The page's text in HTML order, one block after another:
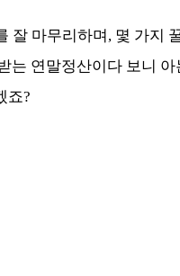
잘 마무리하며, 몇 가지
는 연말정산이다 보니
죠?